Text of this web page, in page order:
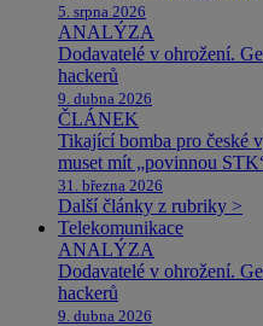
5. srpna 2026
ANALÝZA
Dodavatelé v ohrožení.
hackerů
9. dubna 2026
ČLÁNEK
Tikající bomba pro české
muset mít „povinnou
31. března 2026
Další články z rubriky >
Telekomunikace
ANALÝZA
Dodavatelé v ohrožení.
hackerů
9. dubna 2026